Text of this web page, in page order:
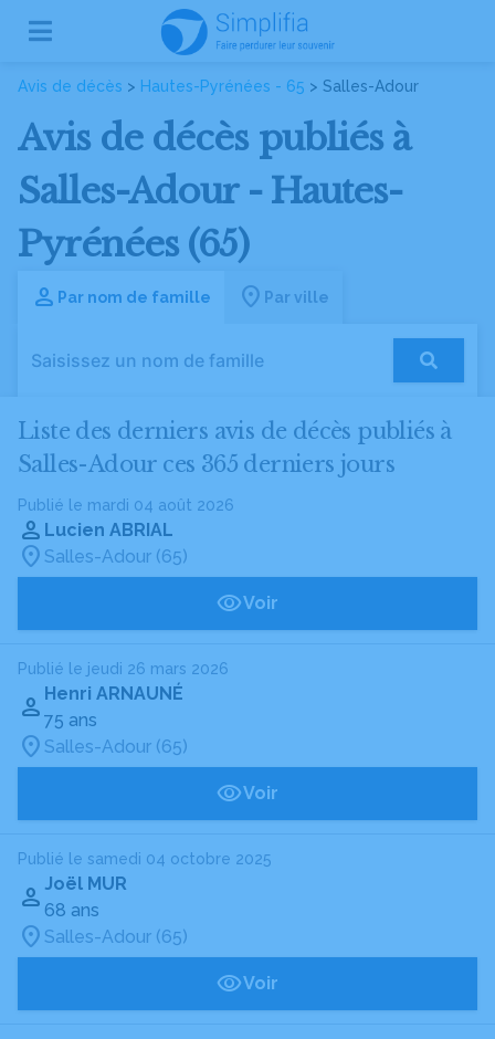
Avis de décès > Hautes-Pyrénées - 65 > Salles-Adour
Avis de décès publiés à
Salles-Adour - Hautes-
Pyrénées (65)
Par nom de famille Par ville
Liste des derniers avis de décès publiés à
Salles-Adour ces 365 derniers jours
Publié le mardi 04 août 2026
Lucien ABRIAL
Salles-Adour (65)
Voir
Publié le jeudi 26 mars 2026
Henri ARNAUNÉ
75 ans
Salles-Adour (65)
Voir
Publié le samedi 04 octobre 2025
Joël MUR
68 ans
Salles-Adour (65)
Voir